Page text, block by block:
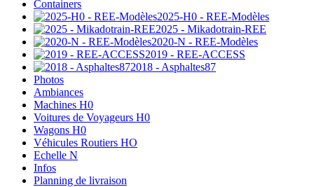
Containers
2025-H0 - REE-Modèles
2025 - Mikadotrain-REE
2020-N - REE-Modèles
2019 - REE-ACCESS
2018 - Asphaltes87
Photos
Ambiances
Machines H0
Voitures de Voyageurs H0
Wagons H0
Véhicules Routiers HO
Echelle N
Infos
Planning de livraison